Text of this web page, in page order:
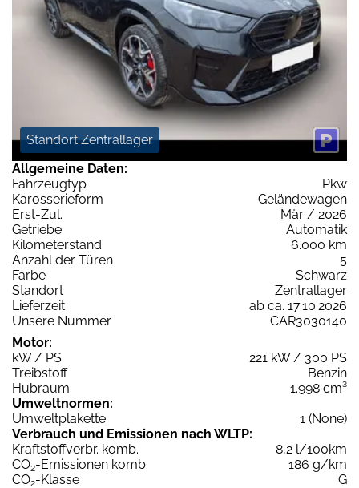
Standort Zentrallager
Allgemeine Daten:
Fahrzeugtyp
Pkw
Karosserieform
Geländewagen
Erst-Zul.
Mär / 2026
Getriebe
Automatik
Kilometerstand
6.000 km
Anzahl der Türen
5
Farbe
Schwarz
Standort
Zentrallager
Lieferzeit
ab ca. 17.10.2026
Unsere Nummer
CAR3030140
Motor:
kW / PS
221 kW / 300 PS
Treibstoff
Benzin
Hubraum
1.998 cm³
Umweltnormen:
Umweltplakette
1 (None)
Verbrauch und Emissionen nach WLTP:
Kraftstoffverbr. komb.
8,2 l/100km
CO2-Emissionen komb.
186 g/km
CO2-Klasse
G